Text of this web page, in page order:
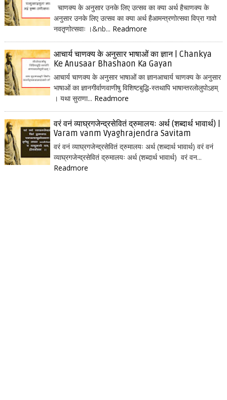
चाणक्य के अनुसार उनके लिए उत्सव का क्या अर्थ हैचाणक्य के
अनुसार उनके लिए उत्सव का क्या अर्थ हैआमन्त्रणोत्सवा विप्रा गावो
नवतृणोत्सवाः ।&nb... Readmore
आचार्य चाणक्य के अनुसार भाषाओं का ज्ञान | Chankya
Ke Anusaar Bhashaon Ka Gayan
आचार्य चाणक्य के अनुसार भाषाओं का ज्ञानआचार्य चाणक्य के अनुसार
भाषाओं का ज्ञानगीर्वाणवाणीषु विशिष्टबुद्धि-स्तथापि भाषान्तरलोलुपोऽहम्
। यथा सुराणा... Readmore
वरं वनं व्याघ्रगजेन्द्रसेवितं द्रुमालयः अर्थ (शब्दार्थ भावार्थ) |
Varam vanm Vyaghrajendra Savitam
वरं वनं व्याघ्रगजेन्द्रसेवितं द्रुमालयः अर्थ (शब्दार्थ भावार्थ) वरं वनं
व्याघ्रगजेन्द्रसेवितं द्रुमालयः अर्थ (शब्दार्थ भावार्थ) वरं वन...
Readmore